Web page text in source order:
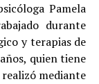
Pamela
durante
y terapias de
quien tiene
mediante